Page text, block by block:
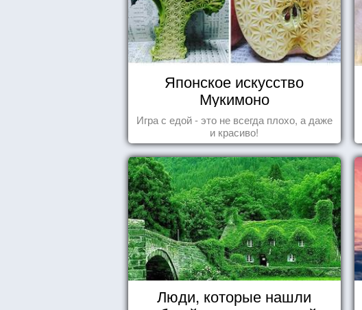
Японское искусство
Мукимоно
Игра с едой - это не всегда плохо, а даже
и красиво!
Люди, которые нашли